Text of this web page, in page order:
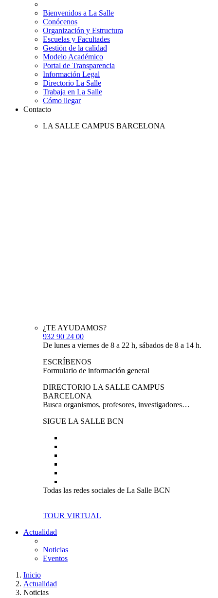
Bienvenidos a La Salle
Conócenos
Organización y Estructura
Escuelas y Facultades
Gestión de la calidad
Modelo Académico
Portal de Transparencia
Información Legal
Directorio La Salle
Trabaja en La Salle
Cómo llegar
Contacto
LA SALLE CAMPUS BARCELONA
¿TE AYUDAMOS?
932 90 24 00
De lunes a viernes de 8 a 22 h, sábados de 8 a 14 h.
ESCRÍBENOS
Formulario de información general
DIRECTORIO LA SALLE CAMPUS
BARCELONA
Busca organismos, profesores, investigadores…
SIGUE LA SALLE BCN
Todas las redes sociales de La Salle BCN
TOUR VIRTUAL
Actualidad
Noticias
Eventos
Inicio
Actualidad
Noticias